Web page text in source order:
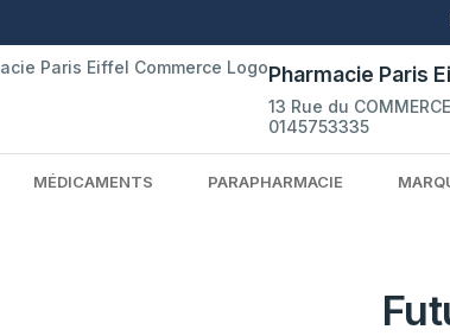
Pharmacie Paris
13 Rue du COMMERCE
0145753335
MÉDICAMENTS PARAPHARMACIE